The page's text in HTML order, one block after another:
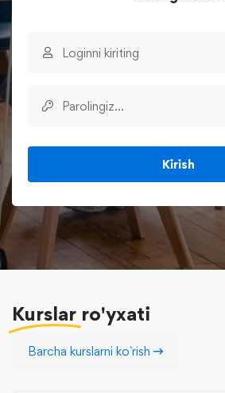
Kirish
Kurslar ro'yxati
Barcha kurslarni ko`rish